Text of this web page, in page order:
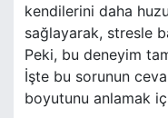
kendilerini daha
sağlayarak, stresle
Peki, bu deneyim
İşte bu sorunun
boyutunu anlamak